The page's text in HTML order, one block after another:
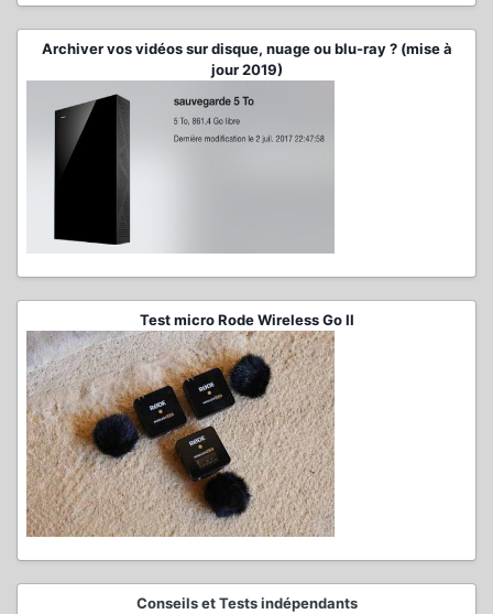
Archiver vos vidéos sur disque, nuage ou blu-ray ? (mise à
jour 2019)
Test micro Rode Wireless Go II
Conseils et Tests indépendants